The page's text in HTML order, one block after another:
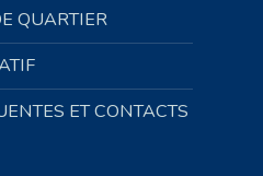
QUARTIER
ET CONTACTS